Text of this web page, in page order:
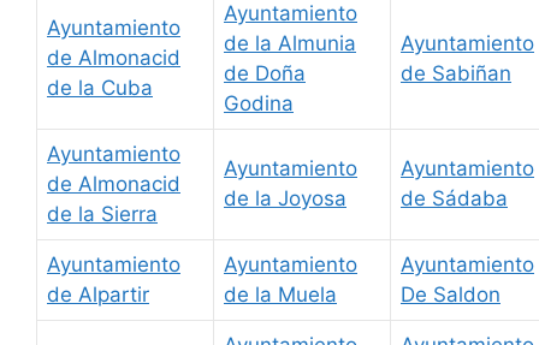
Ayuntamiento
de Almonacid
de la Cuba
Ayuntamiento
de la Almunia
de Doña
Godina
Ayuntamiento
de Sabiñan
Ayuntamiento
de Almonacid
de la Sierra
Ayuntamiento
de la Joyosa
Ayuntamiento
de Sádaba
Ayuntamiento
de Alpartir
Ayuntamiento
de la Muela
Ayuntamiento
De Saldon